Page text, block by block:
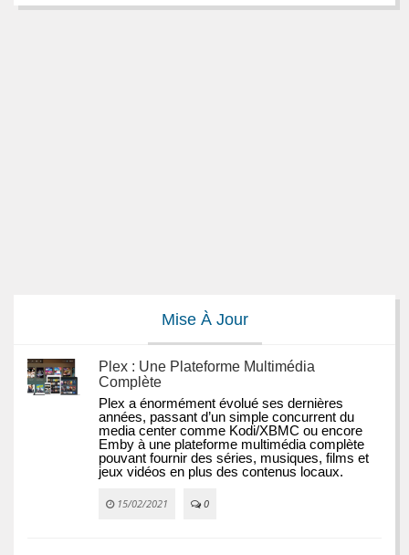
Mise À Jour
Plex : Une Plateforme Multimédia
Complète
Plex a énormément évolué ses dernières
années, passant d’un simple concurrent du
media center comme Kodi/XBMC ou encore
Emby à une plateforme multimédia complète
pouvant fournir des séries, musiques, films et
jeux vidéos en plus des contenus locaux.
15/02/2021 0